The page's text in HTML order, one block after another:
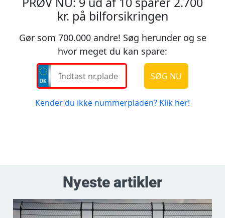
Nyeste artikler